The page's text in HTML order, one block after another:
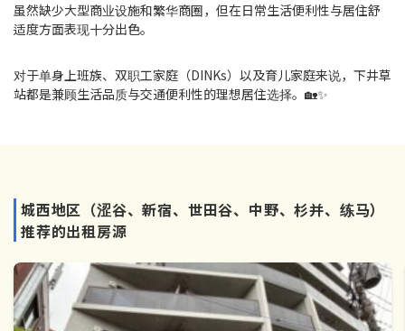
虽然缺少大型商业设施和繁华商圈，但在日常生活便利性与居住舒
适度方面表现十分出色。
对于单身上班族、双职工家庭（DINKs）以及育儿家庭来说，下井草
站都是兼顾生活品质与交通便利性的理想居住选择。🏡✨
城西地区（涩谷、新宿、世田谷、中野、杉并、练马）
推荐的出租房源